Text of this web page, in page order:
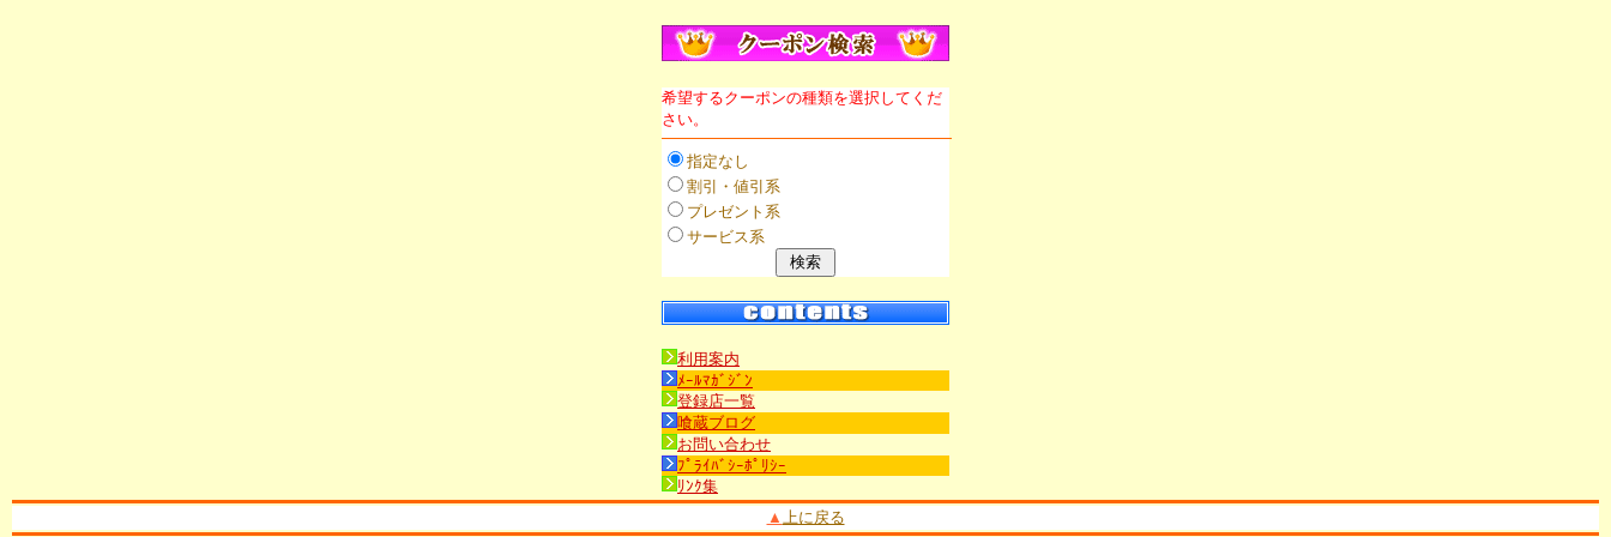
希望するクーポンの種類を選択してくだ
さい。
指定なし
割引・値引系
プレゼント系
サービス系
利用案内
ﾒｰﾙﾏｶﾞｼﾞﾝ
登録店一覧
喰蔵ブログ
お問い合わせ
ﾌﾟﾗｲﾊﾞｼｰﾎﾟﾘｼｰ
ﾘﾝｸ集
▲ 上に戻る